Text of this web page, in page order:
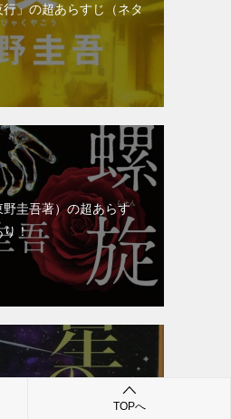
」の超あらすじ（ネタ
圭吾著）の超あらす
り！
絆」の超あらすじ（ネ
TOPへ